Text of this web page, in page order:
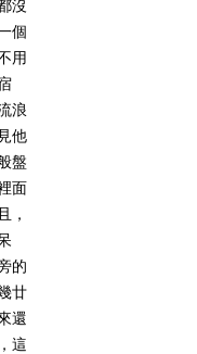
沒
個
用
浪
他
盤
面
，
的
廿
還
這